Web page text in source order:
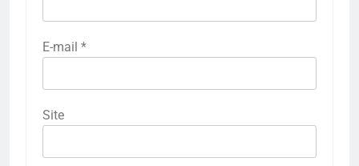
E-mail *
Site